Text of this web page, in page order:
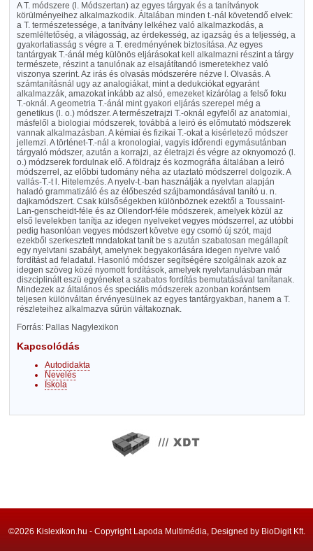
A T. módszere (l. Módszertan) az egyes tárgyak és a tanítványok
körülményeihez alkalmazkodik. Általában minden t.-nál követendő elvek:
a T. természetessége, a tanítvány lelkéhez való alkalmazkodás, a
szemléltetőség, a világosság, az érdekesség, az igazság és a teljesség, a
gyakorlatiasság s végre a T. eredményének biztosítása. Az egyes
tantárgyak T.-ánál még különös eljárásokat kell alkalmazni részint a tárgy
természete, részint a tanulónak az elsajátítandó ismeretekhez való
viszonya szerint. Az irás és olvasás módszerére nézve l. Olvasás. A
számtanításnál ugy az analogiákat, mint a dedukciókat egyaránt
alkalmazzák, amazokat inkább az alsó, emezeket kizárólag a felső foku
T.-oknál. A geometria T.-ánál mint gyakori eljárás szerepel még a
genetikus (l. o.) módszer. A természetrajzi T.-oknál egyfelől az anatomiai,
másfelől a biologiai módszerek, továbbá a leiró és előmutató módszerek
vannak alkalmazásban. A kémiai és fizikai T.-okat a kisérletező módszer
jellemzi. A történet-T.-nál a kronologiai, vagyis időrendi egymásutánban
tárgyaló módszer, azután a korrajzi, az életrajzi és végre az oknyomozó (l.
o.) módzserek fordulnak elő. A földrajz és kozmográfia általában a leiró
módszerrel, az előbbi tudomány néha az utaztató módszerrel dolgozik. A
vallás-T.-t l. Hitelemzés. A nyelv-t.-ban használják a nyelvtan alapján
haladó grammatizáló és az élőbeszéd szájbamondásával tanító u. n.
dajkamódszert. Csak külsőségekben különböznek ezektől a Toussaint-
Lan-genscheidt-féle és az Ollendorf-féle módszerek, amelyek közül az
első levelekben tanítja az idegen nyelveket vegyes módszerrel, az utóbbi
pedig hasonlóan vegyes módszert követve egy csomó új szót, majd
ezekből szerkesztett mndatokat tanít be s azután szabatosan megállapít
egy nyelvtani szabályt, amelynek begyakorlására idegen nyelvre való
fordítást ad feladatul. Hasonló módszer segítségére szolgálnak azok az
idegen szöveg közé nyomott fordítások, amelyek nyelvtanulásban már
diszciplinált eszü egyéneket a szabatos fordítás bemutatásával tanítanak.
Mindezek az általános és speciális módszerek azonban korántsem
teljesen különváltan érvényesülnek az egyes tantárgyakban, hanem a T.
részleteihez alkalmazva sűrün váltakoznak.
Forrás: Pallas Nagylexikon
Kapcsolódás
Autodidakta
Nevelés
Iskola
©2026 Kislexikon.hu - Copyright Lapoda Multimédia, Designed by BioDigit Kft.